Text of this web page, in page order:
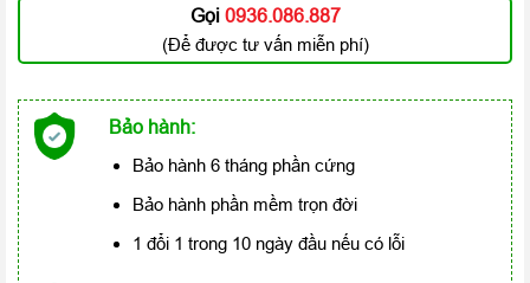
Gọi 0936.086.887
(Để được tư vấn miễn phí)
Bảo hành:
Bảo hành 6 tháng phần cứng
Bảo hành phần mềm trọn đời
1 đổi 1 trong 10 ngày đầu nếu có lỗi